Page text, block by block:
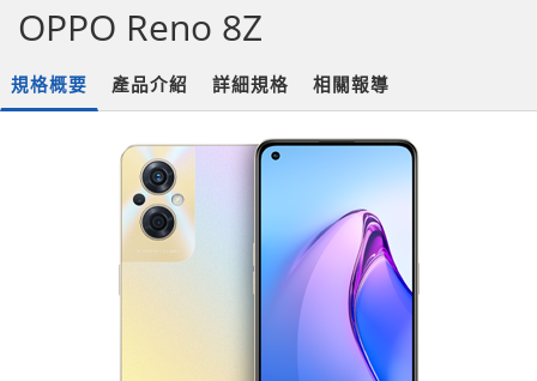
OPPO Reno 8Z
規格概要 產品介紹 詳細規格 相關報導